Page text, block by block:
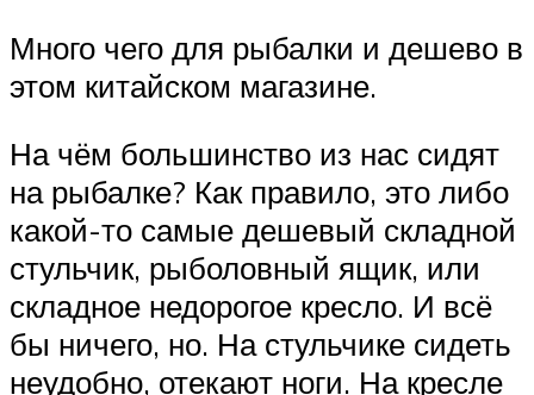
Много чего для рыбалки и дешево в
этом китайском магазине.
На чём большинство из нас сидят
на рыбалке? Как правило, это либо
какой-то самые дешевый складной
стульчик, рыболовный ящик, или
складное недорогое кресло. И всё
бы ничего, но. На стульчике сидеть
неудобно, отекают ноги. На кресле